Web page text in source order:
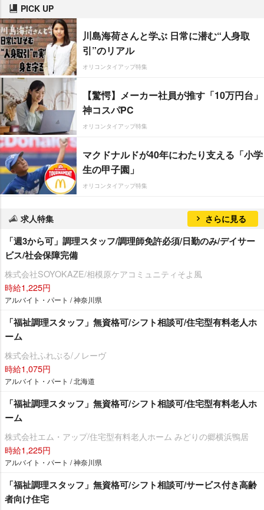
PICK UP
川島海荷さんと学ぶ 日常に潜む“人身取
引”のリアル
オリコンタイアップ特集
【驚愕】メーカー社員が推す「10万円台」
神コスパPC
オリコンタイアップ特集
マクドナルドが40年にわたり支える「小学
生の甲子園」
オリコンタイアップ特集
求人特集 さらに見る
「週3から可」調理スタッフ/調理師免許必須/日勤のみ/デイサー
ビス/社会保障完備
株式会社SOYOKAZE/相模原ケアコミュニティそよ風
時給1,225円
アルバイト・パート / 神奈川県
「福祉調理スタッフ」無資格可/シフト相談可/住宅型有料老人ホ
ーム
株式会社ふれぶる/ノレーヴ
時給1,075円
アルバイト・パート / 北海道
「福祉調理スタッフ」無資格可/シフト相談可/住宅型有料老人ホ
ーム
株式会社エム・アップ/住宅型有料老人ホーム みどりの郷横浜鴨居
時給1,225円
アルバイト・パート / 神奈川県
「福祉調理スタッフ」無資格可/シフト相談可/サービス付き高齢
者向け住宅